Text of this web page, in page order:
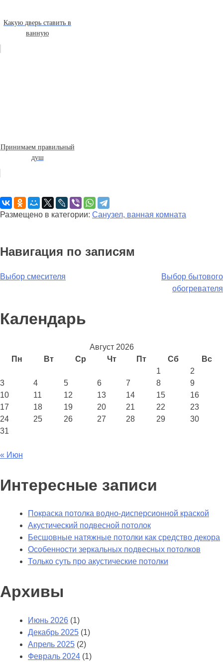
Какую дверь ставить в
ванную
Принимаем правильный
душ
Размещено в категории: Санузел, ванная комната
Навигация по записям
Выбор смесителя
Выбор бытового
обогревателя
Календарь
Август 2026
Пн
Вт Ср Чт Пт Сб
Вс
1
2
3
4 5 6 7 8
9
10
11 12 13 14 15
16
17
18 19 20 21 22
23
24
25 26 27 28 29
30
31
« Июн
Интересные записи
Покраска потолка водно-дисперсионной краской
Акустический подвесной потолок
Бесшовные натяжные потолки как средство декора
Особенности зеркальных подвесных потолков
Только суть про акустические потолки
Архивы
Июнь 2026 (1)
Декабрь 2025 (1)
Апрель 2025 (2)
Февраль 2024 (1)